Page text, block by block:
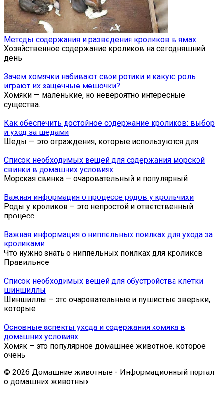
Методы содержания и разведения кроликов в ямах
Хозяйственное содержание кроликов на сегодняшний
день
Зачем хомячки набивают свои ротики и какую роль
играют их защечные мешочки?
Хомяки — маленькие, но невероятно интересные
существа.
Как обеспечить достойное содержание кроликов: выбор
и уход за шедами
Шеды — это ограждения, которые используются для
Список необходимых вещей для содержания морской
свинки в домашних условиях
Морская свинка — очаровательный и популярный
Важная информация о процессе родов у крольчихи
Роды у кроликов – это непростой и ответственный
процесс
Важная информация о ниппельных поилках для ухода за
кроликами
Что нужно знать о ниппельных поилках для кроликов
Правильное
Список необходимых вещей для обустройства клетки
шиншиллы
Шиншиллы – это очаровательные и пушистые зверьки,
которые
Основные аспекты ухода и содержания хомяка в
домашних условиях
Хомяк – это популярное домашнее животное, которое
очень
© 2026 Домашние животные - Информационный портал
о домашних животных